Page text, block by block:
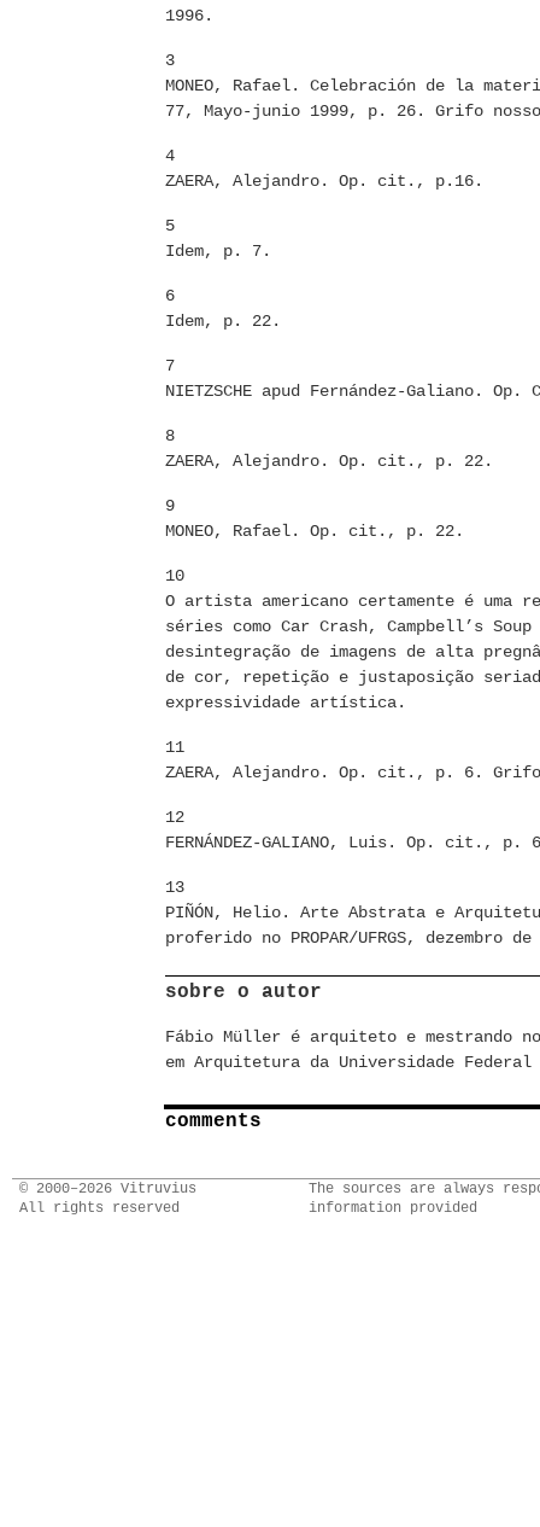
1996.
3
MONEO, Rafael. Celebración de la
77, Mayo-junio 1999, p. 26. Grifo
4
ZAERA, Alejandro. Op. cit., p.16.
5
Idem, p. 7.
6
Idem, p. 22.
7
NIETZSCHE apud Fernández-Galiano.
8
ZAERA, Alejandro. Op. cit., p. 22.
9
MONEO, Rafael. Op. cit., p. 22.
10
O artista americano certamente é uma
séries como Car Crash, Campbell’s
desintegração de imagens de alta
de cor, repetição e justaposição
expressividade artística.
11
ZAERA, Alejandro. Op. cit., p. 6.
12
FERNÁNDEZ-GALIANO, Luis. Op. cit., p.
13
PIÑÓN, Helio. Arte Abstrata e
proferido no PROPAR/UFRGS, dezembro
sobre o autor
Fábio Müller é arquiteto e mestrando no
em Arquitetura da Universidade Federal
comments
© 2000–2026 Vitruvius
All rights reserved
The sources are always
information provided